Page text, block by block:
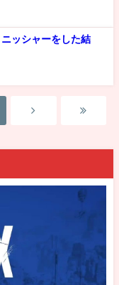
ニッシャーをした結